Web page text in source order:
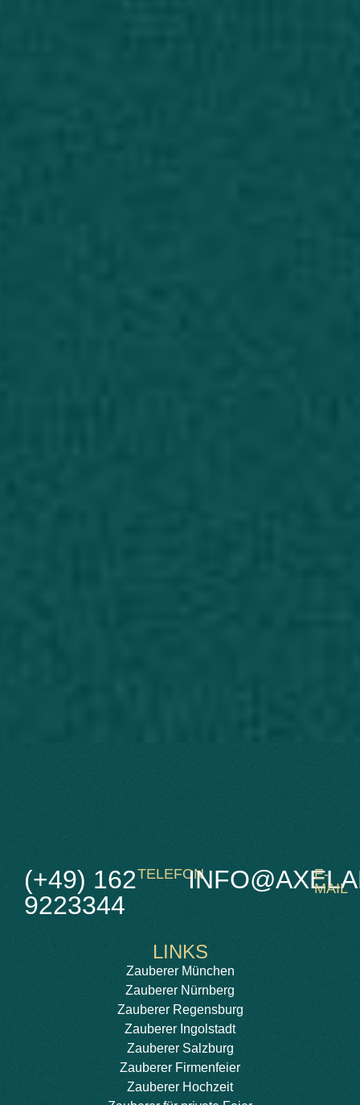
(+49) 162
9223344
TELEFON
E-
MAIL
LINKS
Zauberer München
Zauberer Nürnberg
Zauberer Regensburg
Zauberer Ingolstadt
Zauberer Salzburg
Zauberer Firmenfeier
Zauberer Hochzeit